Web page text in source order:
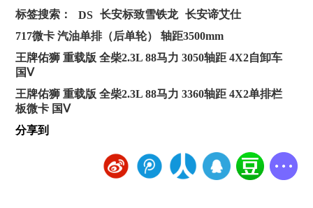
标签搜索： DS 长安标致雪铁龙 长安谛艾仕
717微卡 汽油单排（后单轮） 轴距3500mm
王牌佑狮 重载版 全柴2.3L 88马力 3050轴距 4X2自卸车
国Ⅴ
王牌佑狮 重载版 全柴2.3L 88马力 3360轴距 4X2单排栏
板微卡 国Ⅴ
分享到